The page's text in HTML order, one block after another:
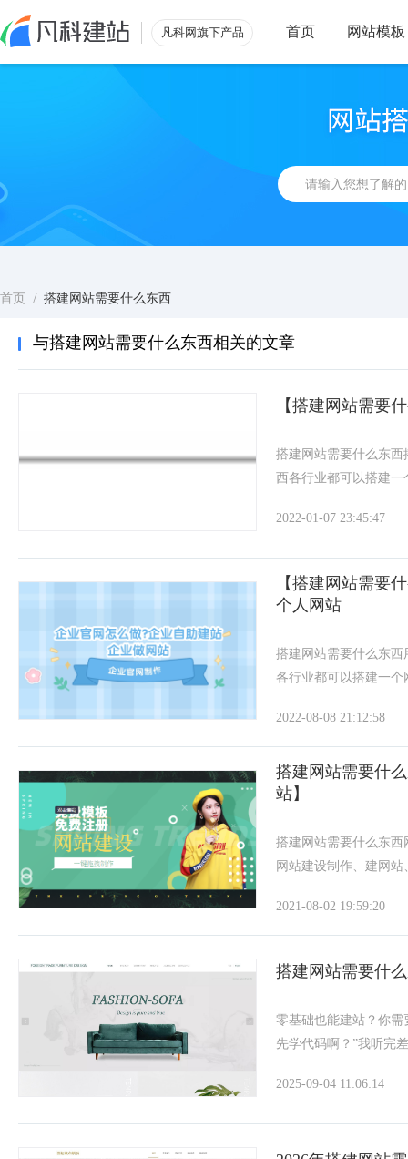
凡科网旗下产品 首页 网站模板
首页 / 搭建网站需要什么东西
与搭建网站需要什么东西相关的文章
【搭建网站需要
搭建网站需要什么东
西各行业都可以搭建
站式服务，让您解除一
2022-01-07 23:45:47
【搭建网站需要
个人网站
搭建网站需要什么东
各行业都可以搭建一
式服务，让您解除一切
富的功能控件可拖拽
2022-08-08 21:12:58
搭建网站需要什
站】
搭建网站需要什么东
网站建设制作、建网
站，3000+网站模板免
2021-08-02 19:59:20
搭建网站需要什
零基础也能建站？你
先学代码啊？”我听完
创业者小张，他连PS
2025-09-04 11:06:14